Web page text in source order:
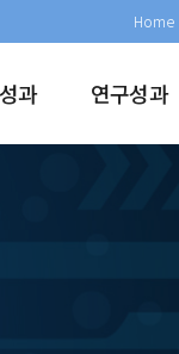
Home
과 연구성과